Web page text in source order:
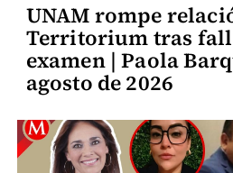
UNAM rompe
Territorium tras
examen | Paola
agosto de 2026